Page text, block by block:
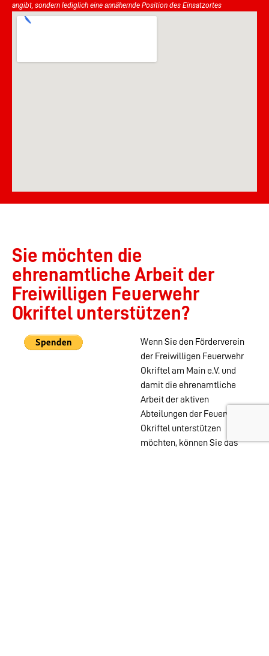
angibt, sondern lediglich eine annähernde Position des Einsatzortes
Sie möchten die
ehrenamtliche Arbeit der
Freiwilligen Feuerwehr
Okriftel unterstützen?
Wenn Sie den Förderverein
der Freiwilligen Feuerwehr
Okriftel am Main e.V. und
damit die ehrenamtliche
Arbeit der aktiven
Abteilungen der Feuerwehr
Okriftel unterstützen
möchten, können Sie das